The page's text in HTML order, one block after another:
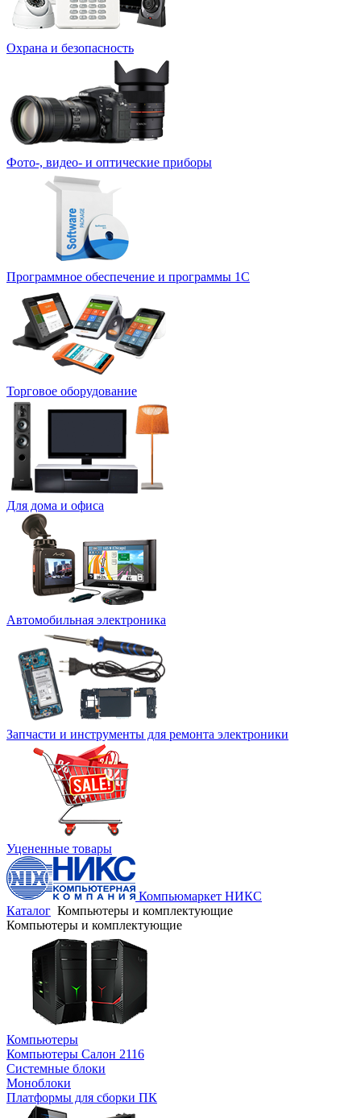
Охрана и безопасность
Фото-, видео- и оптические приборы
Программное обеспечение и программы 1С
Торговое оборудование
Для дома и офиса
Автомобильная электроника
Запчасти и инструменты для ремонта электроники
Уцененные товары
Компьюмаркет НИКС
Каталог Компьютеры и комплектующие
Компьютеры и комплектующие
Компьютеры
Компьютеры Салон 2116
Системные блоки
Моноблоки
Платформы для сборки ПК